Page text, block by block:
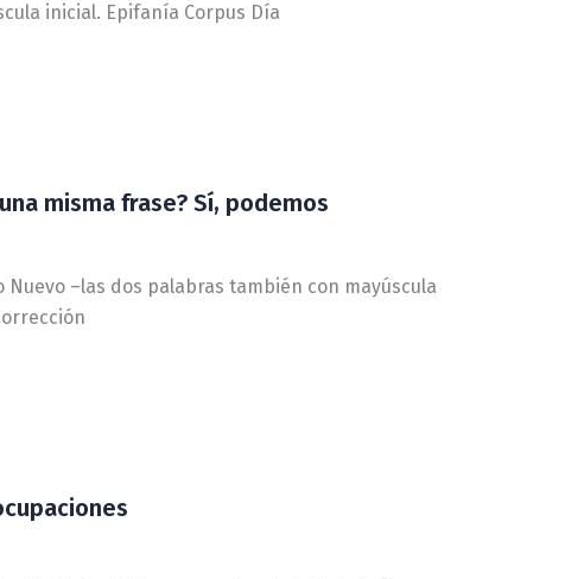
inicial. Epifanía Corpus Día
misma frase? Sí, podemos
–las dos palabras también con mayúscula